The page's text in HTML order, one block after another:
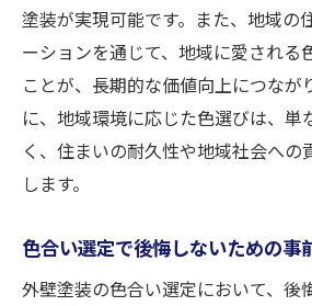
塗装が実現可能です。また、地域の
ーションを通じて、地域に愛される
ことが、長期的な価値向上につなが
に、地域環境に応じた色選びは、単
く、住まいの耐久性や地域社会への
します。
色合い選定で後悔しないための事
外壁塗装の色合い選定において、後